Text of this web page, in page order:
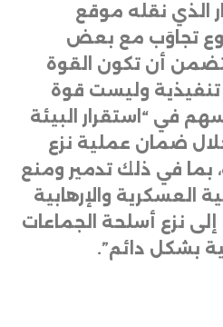
الذي نقله موقع
تجاوَب مع بعض
أن تكون القوة
تنفيذية وليست قوة
في “استقرار البيئة
ضمان عملية نزع
بما في ذلك تدمير ومنع
العسكرية والإرهابية
إلى نزع أسلحة الجماعات
بشكل دائم”.